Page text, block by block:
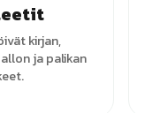
kirjan,
ja palikan